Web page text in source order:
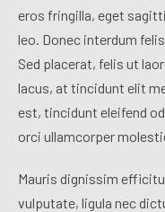
eros fringilla, eget
leo. Donec interdum
Sed placerat, felis ut
lacus, at tincidunt elit
est, tincidunt eleifend
orci ullamcorper
Mauris dignissim
vulputate, ligula nec